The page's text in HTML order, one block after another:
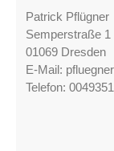
Patrick Pflügner
Semperstraße 1
01069 Dresden
E-Mail:
Telefon: